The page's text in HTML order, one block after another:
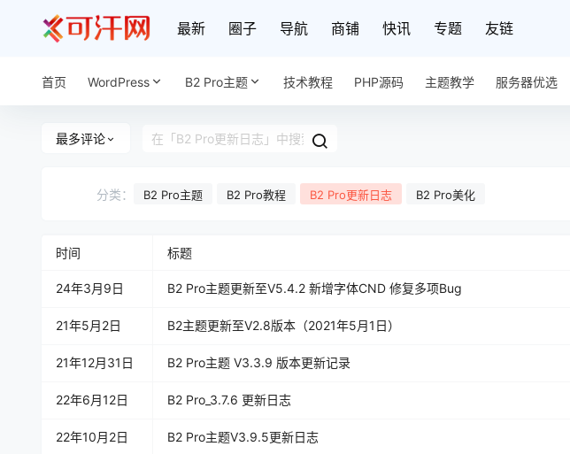
最新 圈子 导航 商铺 快讯 专题 友链
首页 WordPress B2 Pro主题 技术教程 PHP源码 主题教学 服务器优选
最多评论
分类： B2 Pro主题 B2 Pro教程 B2 Pro更新日志 B2 Pro美化
时间 标题
24年3月9日 B2 Pro主题更新至V5.4.2 新增字体CND 修复多项Bug
21年5月2日 B2主题更新至V2.8版本（2021年5月1日）
21年12月31日 B2 Pro主题 V3.3.9 版本更新记录
22年6月12日 B2 Pro_3.7.6 更新日志
22年10月2日 B2 Pro主题V3.9.5更新日志